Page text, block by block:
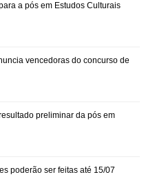
a pós em Estudos Culturais
vencedoras do concurso de
preliminar da pós em
poderão ser feitas até 15/07